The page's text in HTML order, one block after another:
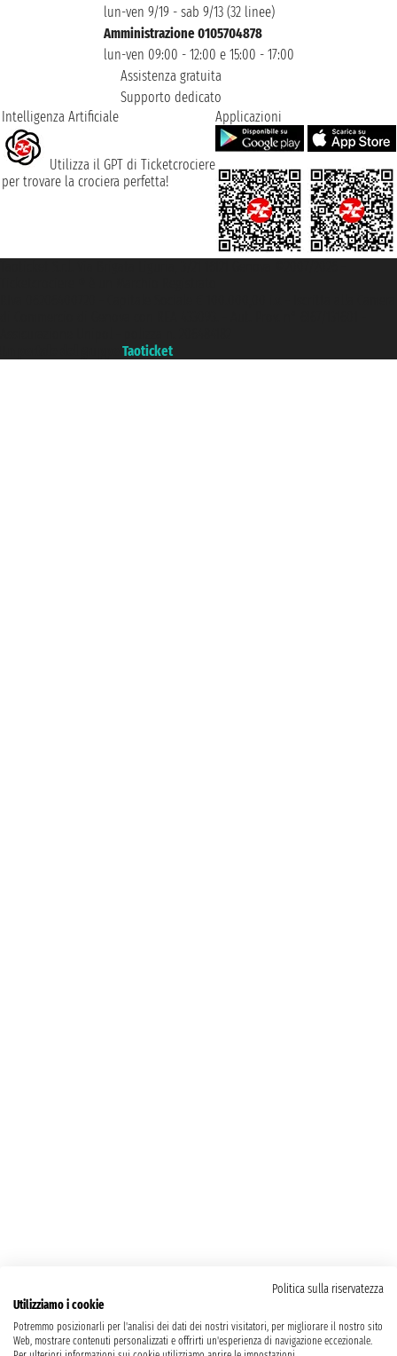
lun-ven 9/19 - sab 9/13 (32 linee)
Amministrazione 0105704878
lun-ven 09:00 - 12:00 e 15:00 - 17:00
Assistenza gratuita
Supporto dedicato
Intelligenza Artificiale
Utilizza il GPT di Ticketcrociere
per trovare la crociera perfetta!
Applicazioni
Taoticket
Politica sulla riservatezza
Utilizziamo i cookie
Potremmo posizionarli per l'analisi dei dati dei nostri visitatori, per migliorare il nostro sito
Web, mostrare contenuti personalizzati e offrirti un'esperienza di navigazione eccezionale.